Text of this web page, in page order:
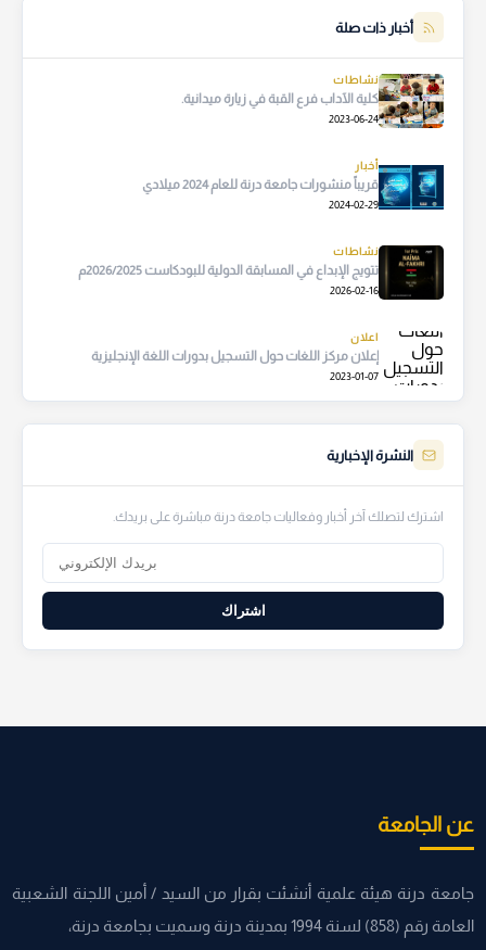
أخبار ذات صلة
نشاطات
كلية الآداب فرع القبة في زيارة ميدانية.
2023-06-24
أخبار
قريباً منشورات جامعة درنة للعام 2024 ميلادي
2024-02-29
نشاطات
تتويج الإبداع في المسابقة الدولية للبودكاست 2026/2025م
2026-02-16
اعلان
إعلان مركز اللغات حول التسجيل بدورات اللغة الإنجليزية
2023-01-07
النشرة الإخبارية
اشترك لتصلك آخر أخبار وفعاليات جامعة درنة مباشرة على بريدك.
اشتراك
عن الجامعة
جامعة درنة هيئة علمية أنشئت بقرار من السيد / أمين اللجنة الشعبية
العامة رقم (858) لسنة 1994 بمدينة درنة وسميت بجامعة درنة،